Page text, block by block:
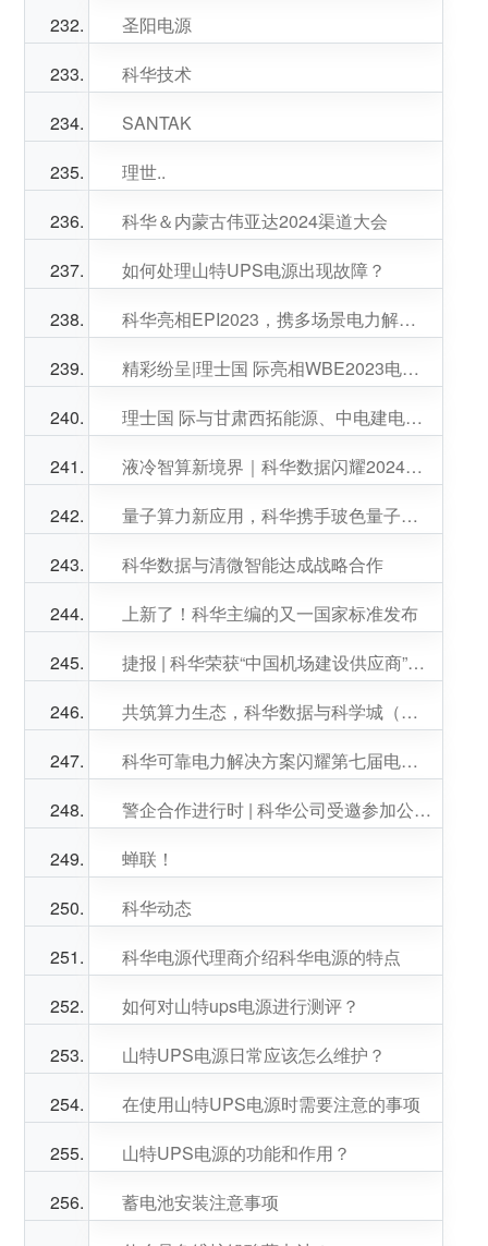
圣阳电源
科华技术
SANTAK
理世..
科华＆内蒙古伟亚达2024渠道大会
如何处理山特UPS电源出现故障？
科华亮相EPI2023，携多场景电力解决方案驱动创新未来
精彩纷呈|理士国 际亮相WBE2023电池产业博览会
理士国 际与甘肃西拓能源、中电建电力投资集团进行项目交流
液冷智算新境界｜科华数据闪耀2024开放数据中心大会
量子算力新应用，科华携手玻色量子为高等院校提供量子计算云平台服务
科华数据与清微智能达成战略合作
上新了！科华主编的又一国家标准发布
捷报 | 科华荣获“中国机场建设供应商”，全力护航“四型机场” 建设
共筑算力生态，科华数据与科学城（广州）数字科技集团签署战略合作协议
科华可靠电力解决方案闪耀第七届电力系统交直流电源技术创新应用与发展大会
警企合作进行时 | 科华公司受邀参加公安部经侦局“护企安商”座谈会
蝉联！
科华动态
科华电源代理商介绍科华电源的特点
如何对山特ups电源进行测评？
山特UPS电源日常应该怎么维护？
在使用山特UPS电源时需要注意的事项
山特UPS电源的功能和作用？
蓄电池安装注意事项